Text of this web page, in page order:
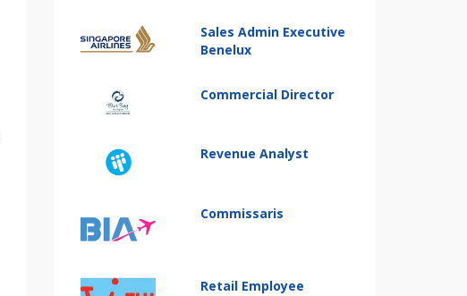
Sales Admin Executive
Benelux
Commercial Director
Revenue Analyst
Commissaris
Retail Employee